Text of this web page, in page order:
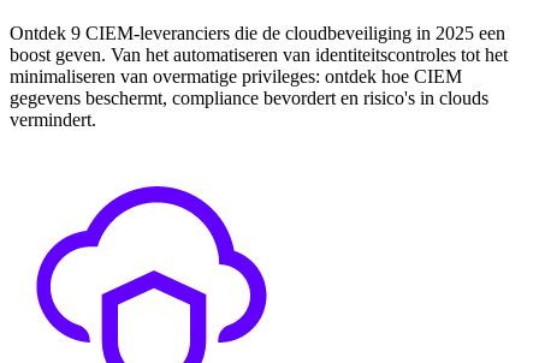
Ontdek 9 CIEM-leveranciers die de cloudbeveiliging in 2025 een
boost geven. Van het automatiseren van identiteitscontroles tot het
minimaliseren van overmatige privileges: ontdek hoe CIEM
gegevens beschermt, compliance bevordert en risico's in clouds
vermindert.